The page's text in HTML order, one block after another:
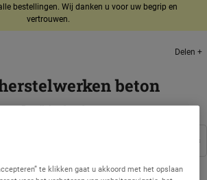
bestellingen. Wij danken u voor uw begrip en
vertrouwen.
Delen +
beton
Resultaten 1 op 1
te klikken gaat u akkoord met het opslaan